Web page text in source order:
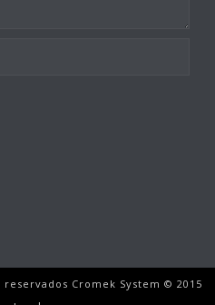
Cromek System © 2015